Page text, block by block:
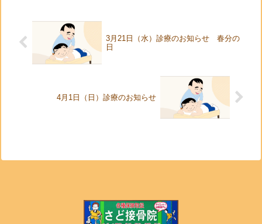
3月21日（水）診療のお知らせ 春分の
日
4月1日（日）診療のお知らせ